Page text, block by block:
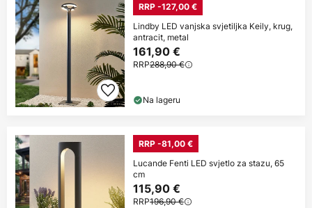
RRP -127,00 €
Lindby LED vanjska svjetiljka Keily, krug,
antracit, metal
161,90 €
RRP288,90 €
Na lageru
RRP -81,00 €
Lucande Fenti LED svjetlo za stazu, 65
cm
115,90 €
RRP196,90 €